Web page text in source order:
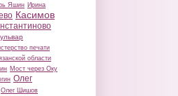
Яшин Ирина
Касимов
печати
области
Мост через Оку
Олег
Олег Шишов